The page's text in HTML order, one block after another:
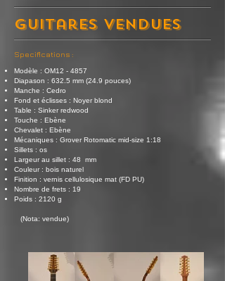
Guitares VENDUES
Specifications :
Modèle : OM12 - 4857
Diapason : 632.5 mm (24.9 pouces)
Manche : Cedro
Fond et éclisses : Noyer blond
Table : Sinker redwood
Touche : Ebène
Chevalet : Ebène
Mécaniques : Grover Rotomatic mid-size 1:18
Sillets : os
Largeur au sillet : 48 mm
Couleur : bois naturel
Finition : vernis cellulosique mat (FD PU)
Nombre de frets : 19
Poids : 2120 g
(Nota: vendue)